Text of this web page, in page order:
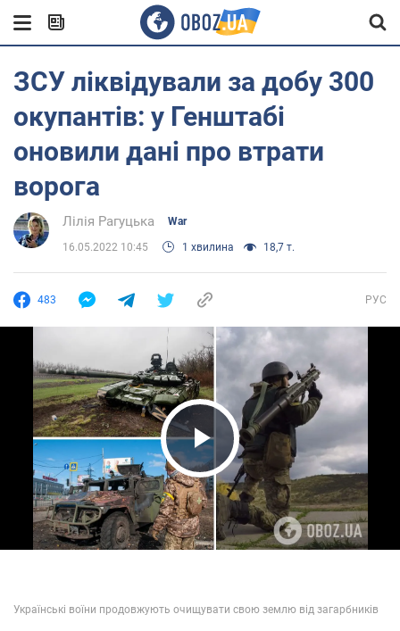
ЗСУ ліквідували за добу 300
окупантів: у Генштабі
оновили дані про втрати
ворога
Лілія Рагуцька War
16.05.2022 10:45 1 хвилина 18,7 т.
483 РУС
Play Video